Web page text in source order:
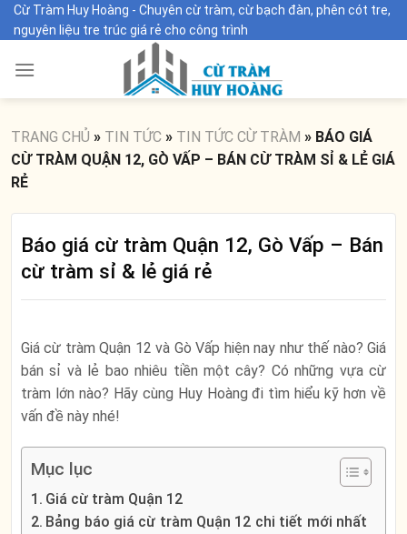
SkipCừ Tràm Huy Hoàng - Chuyên cừ tràm, cừ bạch đàn, phên cót tre,
nguyên liệu tre trúc giá rẻ cho công trình
TRANG CHỦ » TIN TỨC » TIN TỨC CỪ TRÀM » BÁO GIÁ
CỪ TRÀM QUẬN 12, GÒ VẤP – BÁN CỪ TRÀM SỈ & LẺ GIÁ
RẺ
Báo giá cừ tràm Quận 12, Gò Vấp – Bán
cừ tràm sỉ & lẻ giá rẻ
Giá cừ tràm Quận 12 và Gò Vấp hiện nay như thế nào? Giá
bán sỉ và lẻ bao nhiêu tiền một cây? Có những vựa cừ
tràm lớn nào? Hãy cùng Huy Hoàng đi tìm hiểu kỹ hơn về
vấn đề này nhé!
Mục lục
Giá cừ tràm Quận 12
Bảng báo giá cừ tràm Quận 12 chi tiết mới nhất